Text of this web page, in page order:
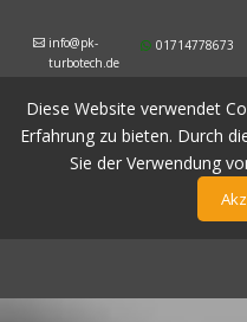
info@pk-
turbotech.de
Diese Website verwendet
Erfahrung zu bieten. Durch
Sie der Verwendung
01714778673